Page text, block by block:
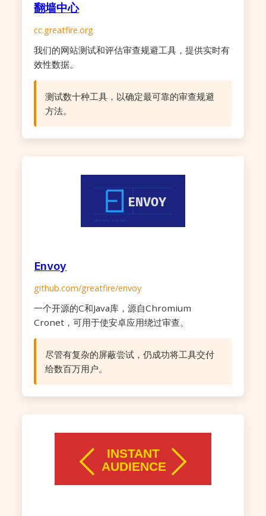
翻墙中心
cc.greatfire.org
我们的网站测试和评估审查规避工具，提供实时有
效性数据。
测试数十种工具，以确定最可靠的审查规避
方法。
Envoy
github.com/greatfire/envoy
一个开源的C和Java库，源自Chromium
Cronet，可用于使安卓应用绕过审查。
尽管有复杂的屏蔽尝试，仍成功将工具交付
给数百万用户。